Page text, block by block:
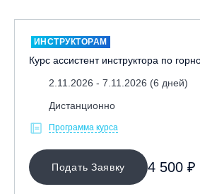
МЕСТО ПРОВЕДЕНИЯ
ИНСТРУКТОРАМ
Курс ассистент инструктора по
2.11.2026 - 7.11.2026 (6 дней)
Дистанционно
Программа курса
Подать Заявку 4 500 ₽